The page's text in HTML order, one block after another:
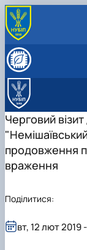
ПРО КАФЕДРУ
НАУКОВА
НАШІ
АБІТУРІЄНТУ
Черговий
продовження
враження
вт, 12 лют 2019
Поділитися: